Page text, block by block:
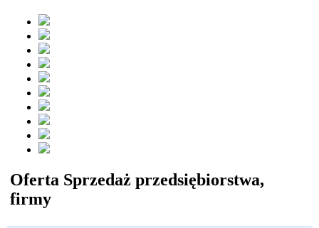
Oferta Sprzedaż przedsiębiorstwa,
firmy